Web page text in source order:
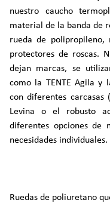
nuestro caucho
material de la banda de
rueda de polipropileno,
protectores de roscas.
dejan marcas, se
como la TENTE Agila y
con diferentes
Levina o el robusto
diferentes opciones de
necesidades individuales.
Ruedas de poliuretano